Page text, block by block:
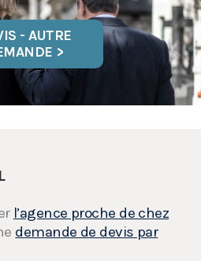
- AUTRE
>
l’agence proche de chez
demande de devis par